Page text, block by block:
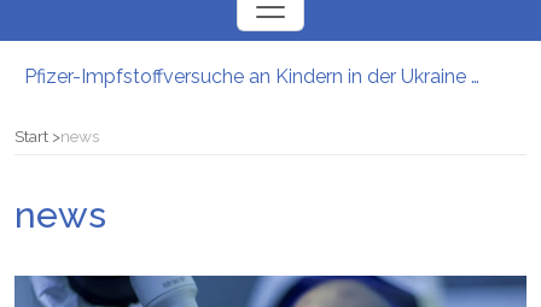
Pfizer-Impfstoffversuche an Kindern in der Ukraine mit hohen Sterblichkeitsraten
Start news
news